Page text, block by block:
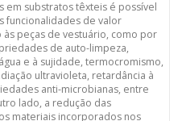
em substratos têxteis é possível
funcionalidades de valor
às peças de vestuário, como por
de auto-limpeza,
e à sujidade, termocromismo,
ultravioleta, retardância à
anti-microbianas, entre
lado, a redução das
materiais incorporados nos